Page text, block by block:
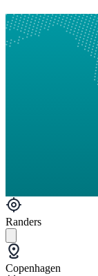
Randers
Copenhagen